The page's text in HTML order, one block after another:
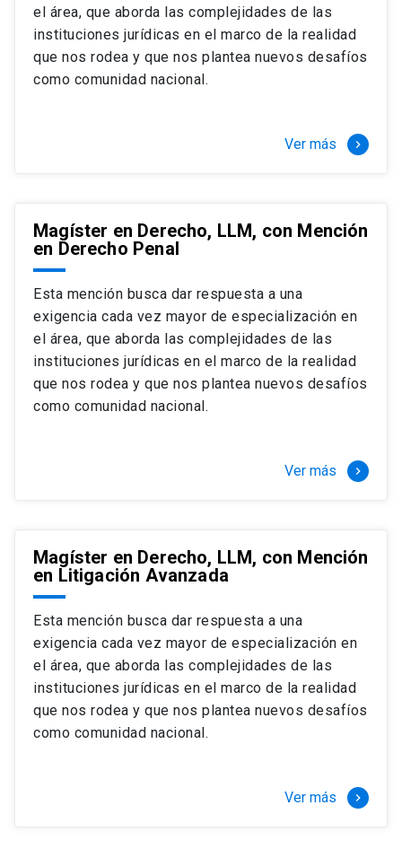
el área, que aborda las complejidades de las
instituciones jurídicas en el marco de la realidad
que nos rodea y que nos plantea nuevos desafíos
como comunidad nacional.
Ver más keyboard_arrow_right
Magíster en Derecho, LLM, con Mención
en Derecho Penal
Esta mención busca dar respuesta a una
exigencia cada vez mayor de especialización en
el área, que aborda las complejidades de las
instituciones jurídicas en el marco de la realidad
que nos rodea y que nos plantea nuevos desafíos
como comunidad nacional.
Ver más keyboard_arrow_right
Magíster en Derecho, LLM, con Mención
en Litigación Avanzada
Esta mención busca dar respuesta a una
exigencia cada vez mayor de especialización en
el área, que aborda las complejidades de las
instituciones jurídicas en el marco de la realidad
que nos rodea y que nos plantea nuevos desafíos
como comunidad nacional.
Ver más keyboard_arrow_right